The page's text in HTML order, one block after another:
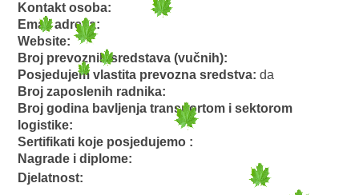
Kontakt osoba:
Email adresa:
Website:
Broj prevoznih sredstava (vučnih):
Posjedujem vlastita prevozna sredstva:da
Broj zaposlenih radnika:
Broj godina bavljenja transportom i sektorom
logistike:
Sertifikati koje posjedujemo :
Nagrade i diplome:
Djelatnost: